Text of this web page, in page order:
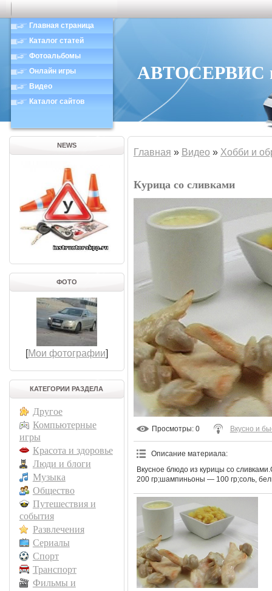
Главная страница
Каталог статей
Фотоальбомы
Онлайн игры
Видео
Каталог сайтов
АВТОСЕРВИС в
NEWS
ФОТО
[Мои фотографии]
КАТЕГОРИИ РАЗДЕЛА
Другое
Компьютерные
игры
Красота и здоровье
Люди и блоги
Музыка
Общество
Путешествия и
события
Развлечения
Сериалы
Спорт
Транспорт
Фильмы и
Главная » Видео » Хобби и
Курица со сливками
Просмотры: 0 Вкусно и
Описание материала:
Вкусное блюдо из курицы со
200 гр;шампиньоны — 100 гр;соль,